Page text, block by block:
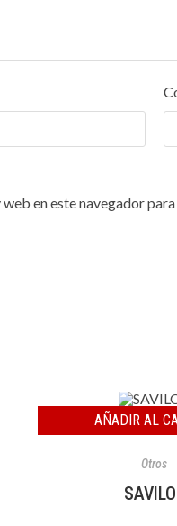
en este navegador
AÑADIR AL
Otros